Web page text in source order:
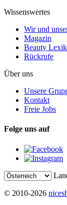
Wissenswertes
Wir und
Magazin
Beauty
Rückrufe
Über uns
Unsere
Kontakt
Freie Jobs
Folge uns auf
© 2010-2026